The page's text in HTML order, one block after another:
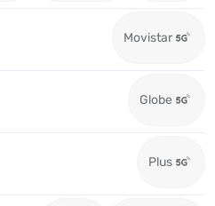
Movistar
Globe
Plus